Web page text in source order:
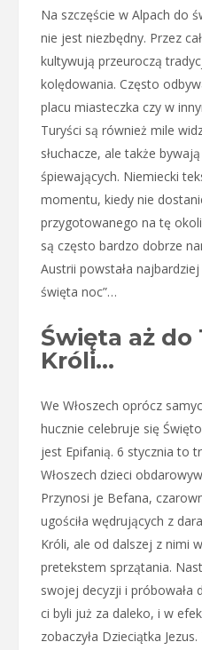
Na szczęście w Alpach do
nie jest niezbędny. Przez
kultywują przeuroczą
kolędowania. Często
placu miasteczka czy w
Turyści są również mile
słuchacze, ale także
śpiewających. Niemiecki
momentu, kiedy nie
przygotowanego na tę
są często bardzo dobrze
Austrii powstała
święta noc”…
Święta aż do
Króli…
We Włoszech oprócz
hucznie celebruje się
jest Epifanią. 6 stycznia to
Włoszech dzieci
Przynosi je Befana,
ugościła wędrujących z
Króli, ale od dalszej z nimi
pretekstem sprzątania.
swojej decyzji i próbowała
ci byli już za daleko, i w
zobaczyła Dzieciątka